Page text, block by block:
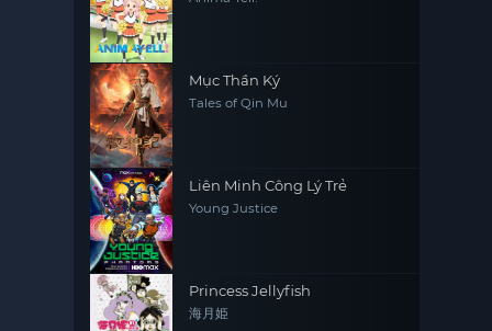
Mục Thần Ký
Tales of Qin Mu
Liên Minh Công Lý Trẻ
Young Justice
Princess Jellyfish
海月姫